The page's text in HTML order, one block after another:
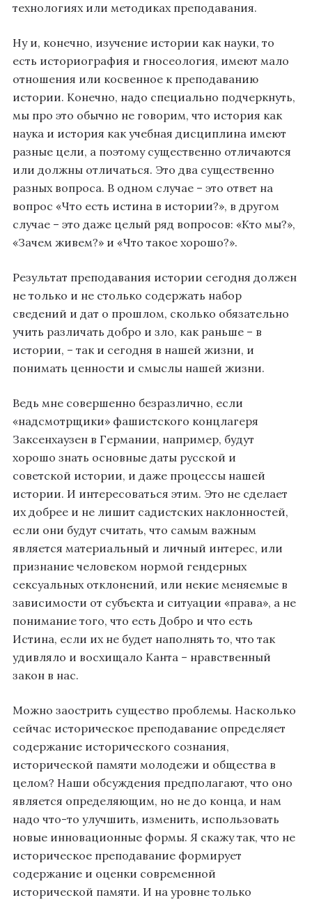
технологиях или методиках преподавания.
Ну и, конечно, изучение истории как науки, то
есть историография и гносеология, имеют мало
отношения или косвенное к преподаванию
истории. Конечно, надо специально подчеркнуть,
мы про это обычно не говорим, что история как
наука и история как учебная дисциплина имеют
разные цели, а поэтому существенно отличаются
или должны отличаться. Это два существенно
разных вопроса. В одном случае – это ответ на
вопрос «Что есть истина в истории?», в другом
случае – это даже целый ряд вопросов: «Кто мы?»,
«Зачем живем?» и «Что такое хорошо?».
Результат преподавания истории сегодня должен
не только и не столько содержать набор
сведений и дат о прошлом, сколько обязательно
учить различать добро и зло, как раньше – в
истории, – так и сегодня в нашей жизни, и
понимать ценности и смыслы нашей жизни.
Ведь мне совершенно безразлично, если
«надсмотрщики» фашистского концлагеря
Заксенхаузен в Германии, например, будут
хорошо знать основные даты русской и
советской истории, и даже процессы нашей
истории. И интересоваться этим. Это не сделает
их добрее и не лишит садистских наклонностей,
если они будут считать, что самым важным
является материальный и личный интерес, или
признание человеком нормой гендерных
сексуальных отклонений, или некие меняемые в
зависимости от субъекта и ситуации «права», а не
понимание того, что есть Добро и что есть
Истина, если их не будет наполнять то, что так
удивляло и восхищало Канта – нравственный
закон в нас.
Можно заострить существо проблемы. Насколько
сейчас историческое преподавание определяет
содержание исторического сознания,
исторической памяти молодежи и общества в
целом? Наши обсуждения предполагают, что оно
является определяющим, но не до конца, и нам
надо что-то улучшить, изменить, использовать
новые инновационные формы. Я скажу так, что не
историческое преподавание формирует
содержание и оценки современной
исторической памяти. И на уровне только